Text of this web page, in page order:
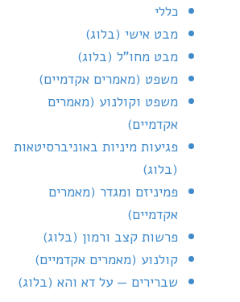
כללי
מבט אישי (בלוג)
מבט מחו"ל (בלוג)
משפט (מאמרים אקדמיים)
משפט וקולנוע (מאמרים
אקדמיים)
פגיעות מיניות באוניברסיטאות
(בלוג)
פמיניזם ומגדר (מאמרים
אקדמיים)
פרשות קצב ורמון (בלוג)
קולנוע (מאמרים אקדמיים)
שברירים — על דא והא (בלוג)